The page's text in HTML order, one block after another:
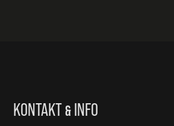
KONTAKT& INFO